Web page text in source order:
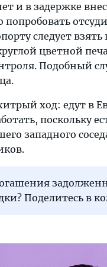
и в задержке
следует
цветной
Подобный
ход: едут в
поскольку
западного
Поделитесь в